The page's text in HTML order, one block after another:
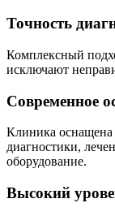
Точность
Комплексный
исключают
Современное
Клиника оснащена
диагностики,
оборудование.
Высокий